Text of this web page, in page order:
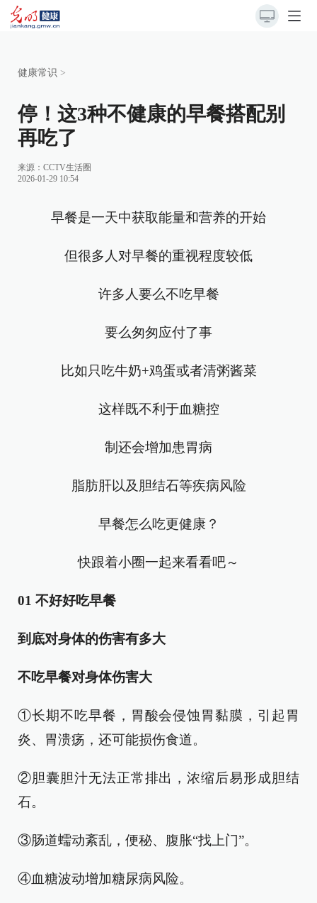
健康常识 >
停！这3种不健康的早餐搭配别
再吃了
来源： CCTV生活圈
2026-01-29 10:54
早餐是一天中获取能量和营养的开始
但很多人对早餐的重视程度较低
许多人要么不吃早餐
要么匆匆应付了事
比如只吃牛奶+鸡蛋或者清粥酱菜
这样既不利于血糖控
制还会增加患胃病
脂肪肝以及胆结石等疾病风险
早餐怎么吃更健康？
快跟着小圈一起来看看吧～
01 不好好吃早餐
到底对身体的伤害有多大
不吃早餐对身体伤害大
①长期不吃早餐，胃酸会侵蚀胃黏膜，引起胃
炎、胃溃疡，还可能损伤食道。
②胆囊胆汁无法正常排出，浓缩后易形成胆结
石。
③肠道蠕动紊乱，便秘、腹胀“找上门”。
④血糖波动增加糖尿病风险。